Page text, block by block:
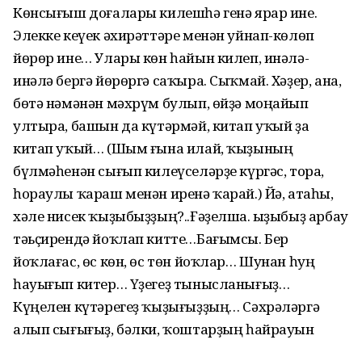
Көнсығыш доғалары ки­леш­һә генә ярар ине.
Элекке кеүек әхирәттәре менән уйнап-көлөп
йөрөр ине… Улары көн һайын килеп, инәлә-
инәлә бергә йөрөргә саҡыра. Сыҡмай. Хәҙер, ана,
бөтә нәмәнән мәхрүм булып, өйҙә моңайып
ултыра, башын да күтәрмәй, китап уҡый ҙа
китап уҡый… (Шым ғына илай, ҡыҙының
бүлмәһенән сығып килеүселәрҙе күргәс, тора,
һораулы ҡараш менән иренә ҡарай.) Йә, атаһы,
хәле нисек ҡыҙыбыҙҙың?..Ғәҙелша. Ҡыҙыбыҙ арбау
тәьҫирендә йоҡлап китте…Бағымсы. Бер
йоҡлағас, өс көн, өс төн йоҡлар… Шунан һуң
һауы­ғып китер… Үҙегеҙ тынысланы­ғыҙ…
Күңелен күтәрегеҙ ҡыҙы­ғыҙ­ҙың… Сәхрәләргә
алып сығығыҙ, бәлки, ҡоштарҙың һайрауын